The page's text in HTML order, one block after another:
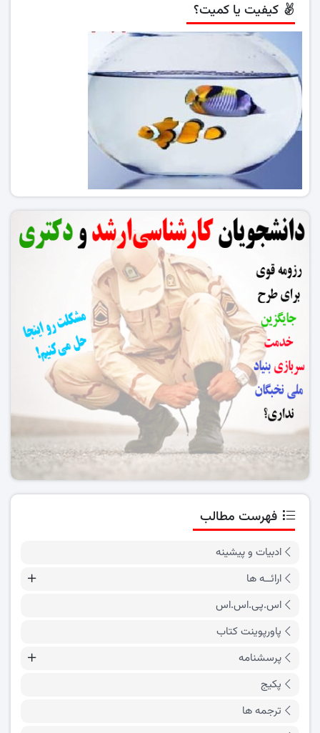
کیفیت یا کمیت؟
فهرست مطالب
ادبیات و پیشینه
ارائــه ها
اس.پی.اس.اس
پاورپوینت کتاب
پرسشنامه
پکیج
ترجمه ها